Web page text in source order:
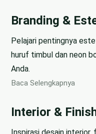
Branding &
Pelajari pentingnya
huruf timbul dan neon
Anda.
Baca Selengkapnya
Interior &